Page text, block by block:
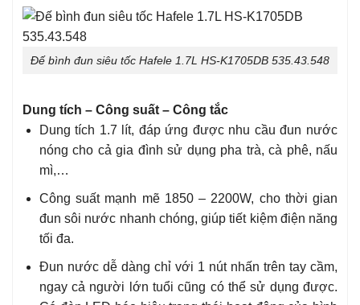
Đế bình đun siêu tốc Hafele 1.7L HS-K1705DB 535.43.548
Dung tích – Công suất – Công tắc
Dung tích 1.7 lít, đáp ứng được nhu cầu đun nước
nóng cho cả gia đình sử dụng pha trà, cà phê, nấu
mì,…
Công suất mạnh mẽ 1850 – 2200W, cho thời gian
đun sôi nước nhanh chóng, giúp tiết kiệm điện năng
tối đa.
Đun nước dễ dàng chỉ với 1 nút nhấn trên tay cầm,
ngay cả người lớn tuổi cũng có thể sử dụng được.